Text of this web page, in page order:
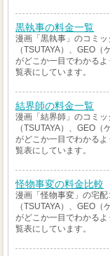
黒執事の料金一覧
漫画「黒執事」のコミ
（TSUTAYA）、GEO
がどこか一目でわかる
覧表にしています。
結界師の料金一覧
漫画「結界師」のコミ
（TSUTAYA）、GEO
がどこか一目でわかる
覧表にしています。
怪物事変の料金比較
漫画「怪物事変」の宅
（TSUTAYA）、GEO
がどこか一目でわかる
覧表にしています。